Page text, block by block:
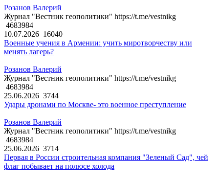
Розанов Валерий
Журнал "Вестник геополитики" https://t.me/vestnikg
4683984
10.07.2026 16040
Военные учения в Армении: учить миротворчеству или
менять лагерь?
Розанов Валерий
Журнал "Вестник геополитики" https://t.me/vestnikg
4683984
25.06.2026 3744
Удары дронами по Москве- это военное преступление
Розанов Валерий
Журнал "Вестник геополитики" https://t.me/vestnikg
4683984
25.06.2026 3714
Первая в России строительная компания "Зеленый Сад", чей
флаг побывает на полюсе холода